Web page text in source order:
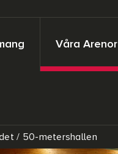
Våra Arenor
/ 50-metershallen